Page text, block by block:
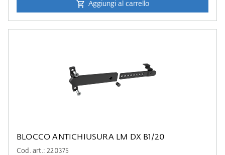
Aggiungi al carrello
BLOCCO ANTICHIUSURA LM DX B1/20
Cod. art.: 220375